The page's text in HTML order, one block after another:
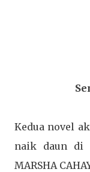
Kedua novel
naik daun di
MARSHA